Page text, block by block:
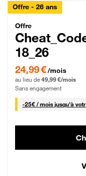
Offre - 26 ans
Cheat_Code
Offre
18_26
24,99 € par mois pendant
24,99 €/mois
au lieu de 49,99 €/mois
Sans engagement
-25€ / mois25 € par
jusqu'à